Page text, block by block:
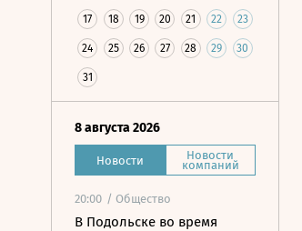
17 18 19 20 21 22 23
24 25 26 27 28 29 30
31
8 августа 2026
Новости Новости
компаний
20:00 / Общество
В Подольске во время